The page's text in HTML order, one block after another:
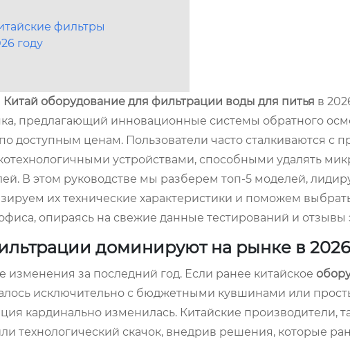
фильтры
году
Китай оборудование для фильтрации воды для питья в
предлагающий инновационные системы обратного
доступным ценам. Пользователи часто сталкиваются с
устройствами, способными удалять
В этом руководстве мы разберем топ-5 моделей,
их технические характеристики и поможем
опираясь на свежие данные тестирований и отзывы
доминируют на рынке в 2026
за последний год. Если ранее китайское
исключительно с бюджетными кувшинами или
кардинально изменилась. Китайские производители,
технологический скачок, внедрив решения, которые